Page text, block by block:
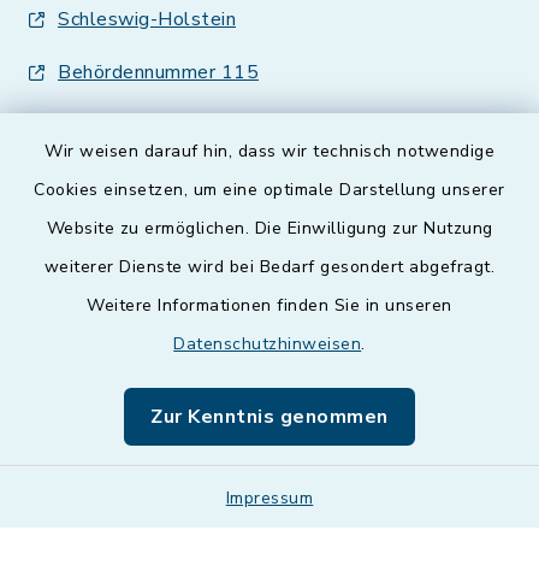
Wir weisen darauf hin, dass wir technisch notwendige
Cookies einsetzen, um eine optimale Darstellung unserer
Website zu ermöglichen. Die Einwilligung zur Nutzung
weiterer Dienste wird bei Bedarf gesondert abgefragt.
Weitere Informationen finden Sie in unseren
Datenschutzhinweisen.
Zur Kenntnis genommen
Impressum
Schleswig-Holstein
Behördennummer 115
Barrierefreiheit
Impressum
Sitemap